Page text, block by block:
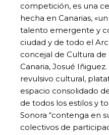
competición, es una
hecha en Canarias,
talento emergente y
ciudad y de todo el
concejal de Cultura de
Canaria, Josué
revulsivo cultural,
espacio consolidado
de todos los estilos y
Sonora “contenga en
colectivos de